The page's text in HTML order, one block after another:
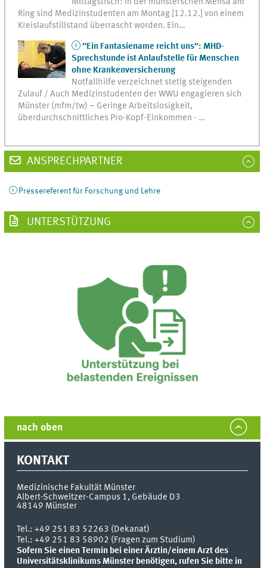
Ring sind Medizinstudenten am Montag [12.12.] von einem
Kreislaufstillstand überrascht worden. Ein…
"Ein Fantasiename reicht uns": MHD-
Sprechstunde ist Anlaufstelle für Menschen
ohne Krankenversicherung
Notfallhilfe verzeichnet stetig steigenden
Zulauf / Auch Medizinstudenten der WWU engagieren sich
Münster (mfm/tw) – Geringe Arbeitslosigkeit,
überdurchschnittliches Pro-Kopf-Einkommen - …
ANSPRECHPARTNER
Pressereferent für Forschung und Lehre
UNTERSTÜTZUNG
nach oben
KONTAKT
Medizinische Fakultät Münster
Albert-Schweitzer-Campus 1, Gebäude D3
48149 Münster
Tel.:+49 251 83 52263 (Dekanat)
Tel.: +49 251 83 58902 (Fragen zum Studium)
Sofern Sie einen Termin bei einer Ärztin/einem Arzt des
Universitätsklinikums Münster benötigen, rufen Sie bitte in